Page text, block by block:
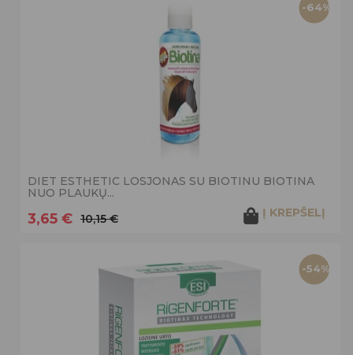
-64%
DIET ESTHETIC LOSJONAS SU BIOTINU BIOTINA
NUO PLAUKŲ...
3,65 € 10,15 € Į KREPŠELĮ
-54%